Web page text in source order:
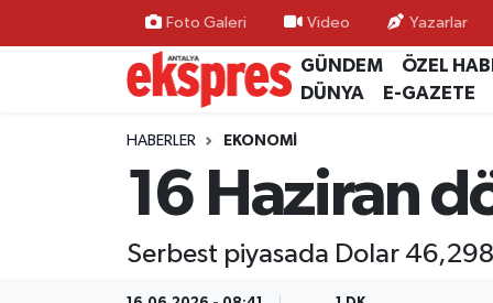
Foto Galeri Video Yazarlar
GÜNDEM ÖZEL
DÜNYA
E-GAZETE
HABERLER EKONOMİ
16 Haziran
Serbest piyasada Dolar
ÖZEL HABER
GÜNDEM
YEREL GÜNDEM
EKONOMİ
Nöbetçi Eczaneler
Hava Durumu
Trafik Durumu
Süper Lig Puan Durumu ve Fikstür